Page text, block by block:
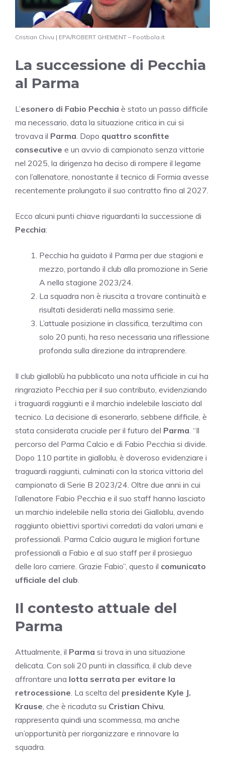
Cristian Chivu | EPA/ROBERT GHEMENT – Footbola.it
La successione di Pecchia
al Parma
L’esonero di Fabio Pecchia è stato un passo difficile
ma necessario, data la situazione critica in cui si
trovava il Parma . Dopo quattro sconfitte
consecutive e un avvio di campionato senza vittorie
nel 2025, la dirigenza ha deciso di rompere il legame
con l’allenatore, nonostante il tecnico di Formia avesse
recentemente prolungato il suo contratto fino al 2027.
Ecco alcuni punti chiave riguardanti la successione di
Pecchia:
Pecchia ha guidato il Parma per due stagioni e
mezzo, portando il club alla promozione in Serie
A nella stagione 2023/24.
La squadra non è riuscita a trovare continuità e
risultati desiderati nella massima serie.
L’attuale posizione in classifica, terzultima con
solo 20 punti, ha reso necessaria una riflessione
profonda sulla direzione da intraprendere.
Il club gialloblù ha pubblicato una nota ufficiale in cui ha
ringraziato Pecchia per il suo contributo, evidenziando
i traguardi raggiunti e il marchio indelebile lasciato dal
tecnico. La decisione di esonerarlo, sebbene difficile, è
stata considerata cruciale per il futuro del Parma . “Il
percorso del Parma Calcio e di Fabio Pecchia si divide.
Dopo 110 partite in gialloblu, è doveroso evidenziare i
traguardi raggiunti, culminati con la storica vittoria del
campionato di Serie B 2023/24. Oltre due anni in cui
l’allenatore Fabio Pecchia e il suo staff hanno lasciato
un marchio indelebile nella storia dei Gialloblu, avendo
raggiunto obiettivi sportivi corredati da valori umani e
professionali. Parma Calcio augura le migliori fortune
professionali a Fabio e al suo staff per il prosieguo
delle loro carriere. Grazie Fabio”, questo il comunicato
ufficiale del club
Il contesto attuale del
Parma
Attualmente, il Parma si trova in una situazione
delicata. Con soli 20 punti in classifica, il club deve
affrontare una lotta serrata per evitare la
retrocessione . La scelta del presidente Kyle J.
Krause , che è ricaduta su Cristian Chivu
rappresenta quindi una scommessa, ma anche
un’opportunità per riorganizzare e rinnovare la
squadra.